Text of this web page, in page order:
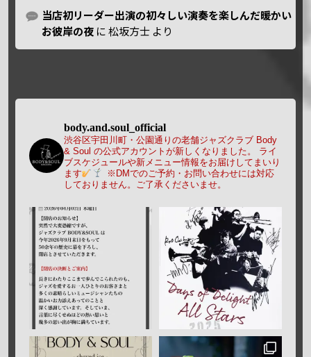
当店初リーダー出演の初々しい演奏を楽しんだ暖かい
お彼岸の夜 に松坂方士 より
body.and.soul_official
渋谷区宇田川町・公園通りの老舗ジャズクラブ Body
& Soul の公式アカウントが新しくなりました。
ライ
ブスケジュールや新メニュー情報をお届けしてまいり
ます
※DMでのご予約・お問い合わせには対応
しておりません。ご了承くださいませ。